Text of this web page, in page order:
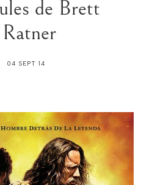
de Brett
Ratner
04 SEPT 14